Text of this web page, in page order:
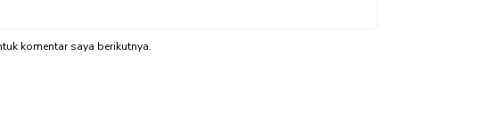
komentar saya berikutnya.